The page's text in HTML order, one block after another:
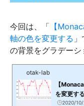
今回は、「 【
軸の色を変更する
の背景をグラデーシ
otak-lab
【
を変更する
2020/10/